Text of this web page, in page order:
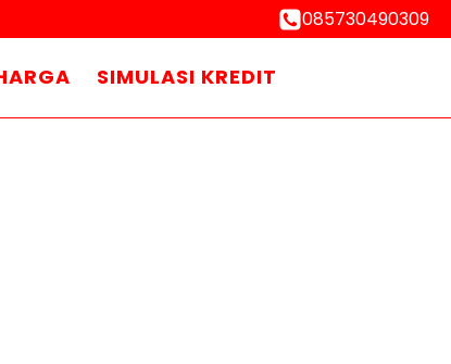
085730490309
SIMULASI KREDIT